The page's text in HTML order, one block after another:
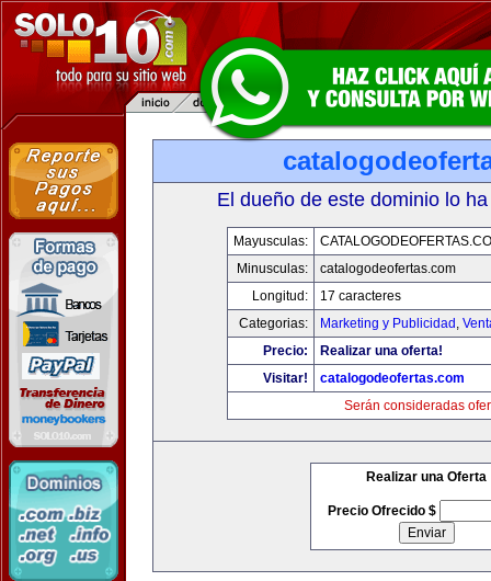
El dueño de este dominio lo
Mayusculas:
Minusculas:
catalogodeofertas.com
Longitud:
17 caracteres
Categorias:
Marketing y Publicidad ,
Precio:
Realizar una oferta!
Visitar!
catalogodeofertas.com
Serán consideradas
Realizar una Oferta
Precio Ofrecido $